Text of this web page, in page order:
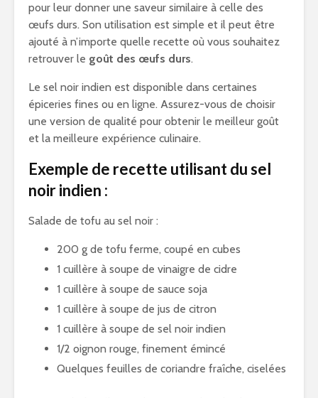
pour leur donner une saveur similaire à celle des
œufs durs. Son utilisation est simple et il peut être
ajouté à n’importe quelle recette où vous souhaitez
retrouver le goût des œufs durs.
Le sel noir indien est disponible dans certaines
épiceries fines ou en ligne. Assurez-vous de choisir
une version de qualité pour obtenir le meilleur goût
et la meilleure expérience culinaire.
Exemple de recette utilisant du sel
noir indien :
Salade de tofu au sel noir :
200 g de tofu ferme, coupé en cubes
1 cuillère à soupe de vinaigre de cidre
1 cuillère à soupe de sauce soja
1 cuillère à soupe de jus de citron
1 cuillère à soupe de sel noir indien
1/2 oignon rouge, finement émincé
Quelques feuilles de coriandre fraîche, ciselées